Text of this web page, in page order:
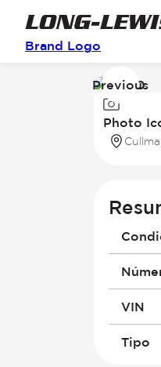
Brand Logo
Image
of
Photo
Previous
VIN
Tipo